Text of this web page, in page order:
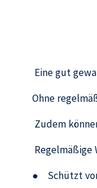
Eine gut
Ohne
Zudem
Regelmäßige
● Schützt